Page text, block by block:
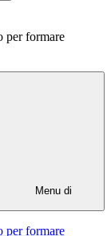
per formare
Menu di
per formare